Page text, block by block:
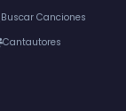
Buscar Canciones
Cantautores